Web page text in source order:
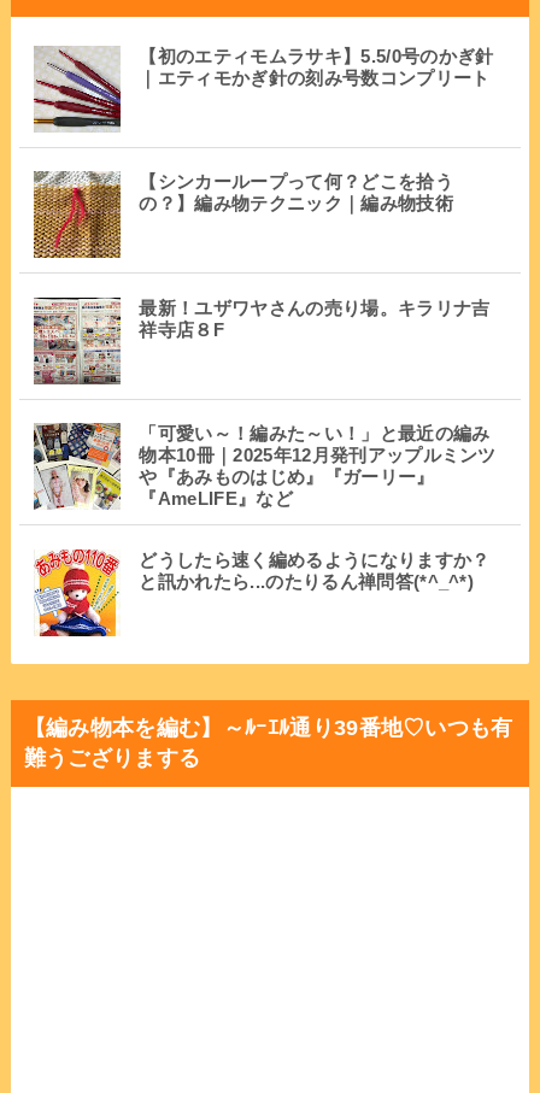
【初のエティモムラサキ】5.5/0号のかぎ針
｜エティモかぎ針の刻み号数コンプリート
【シンカーループって何？どこを拾う
の？】編み物テクニック｜編み物技術
最新！ユザワヤさんの売り場。キラリナ吉
祥寺店８F
「可愛い～！編みた～い！」と最近の編み
物本10冊｜2025年12月発刊アップルミンツ
や『あみものはじめ』『ガーリー』
『AmeLIFE』など
どうしたら速く編めるようになりますか？
と訊かれたら...のたりるん禅問答(*^_^*)
【編み物本を編む】～ﾙｰｴﾙ通り39番地♡いつも有
難うござりまする